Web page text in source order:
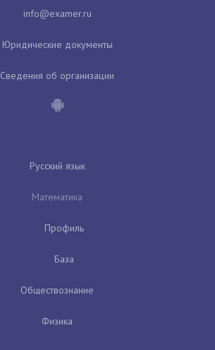
Юридические документы
Сведения об организации
Русский язык
Математика
Профиль
База
Обществознание
Физика